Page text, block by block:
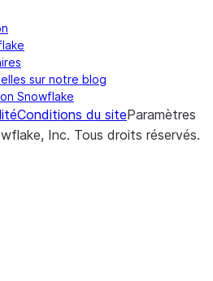
sur notre blog
Snowflake
Conditions du siteParamètres
Inc. Tous droits réservés.